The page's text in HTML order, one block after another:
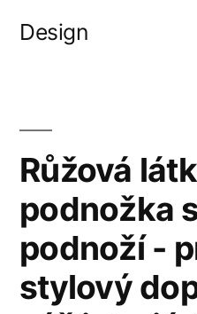
Design
Růžová
podnožka
podnoží -
stylový